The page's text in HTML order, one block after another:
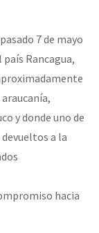
7 de mayo
Rancagua,
y donde uno de
a la
hacia